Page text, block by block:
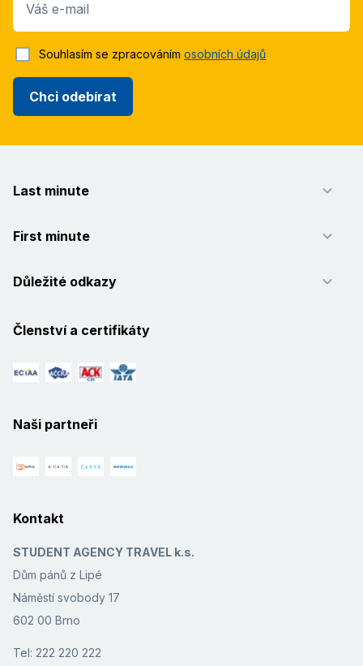
Váš e-mail
Chci odebírat
Souhlasím se zpracováním osobních údajů
Last minute
First minute
Důležité odkazy
Členství a certifikáty
Naši partneři
Kontakt
STUDENT AGENCY TRAVEL k.s.
Dům pánů z Lipé
Náměstí svobody 17
602 00 Brno
Tel: 222 220 222